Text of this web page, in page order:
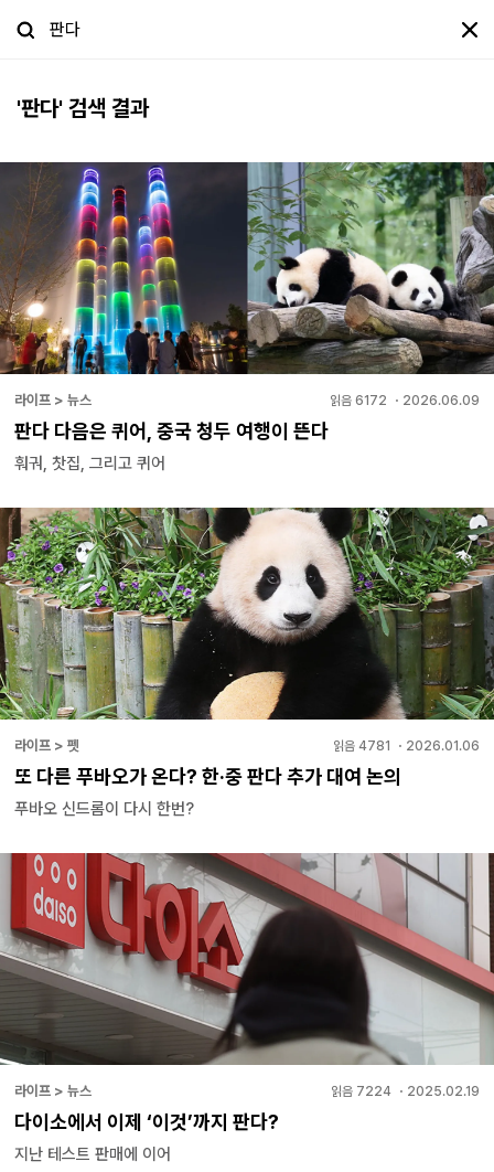
'판다' 검색 결과
라이프 > 뉴스 읽음 6172 ・ 2026.06.09
판다 다음은 퀴어, 중국 청두 여행이 뜬다
훠궈, 찻집, 그리고 퀴어
라이프 > 펫 읽음 4781 ・ 2026.01.06
또 다른 푸바오가 온다? 한·중 판다 추가 대여 논의
푸바오 신드롬이 다시 한번?
라이프 > 뉴스 읽음 7224 ・ 2025.02.19
다이소에서 이제 ‘이것’까지 판다?
지난 테스트 판매에 이어